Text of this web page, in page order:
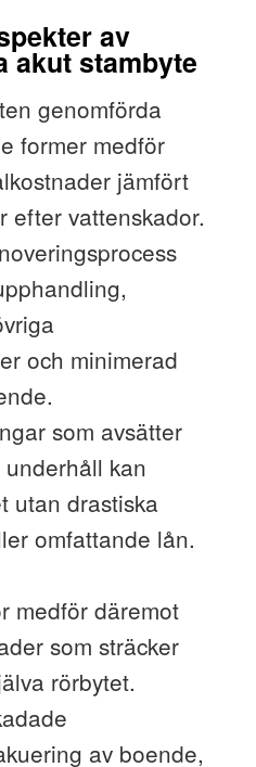
av
akut stambyte
genomförda
former medför
jämfört
efter vattenskador.
och minimerad
som avsätter
kan
utan drastiska
omfattande lån.
medför däremot
som sträcker
rörbytet.
av boende,